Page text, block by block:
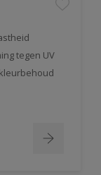
tegen UV